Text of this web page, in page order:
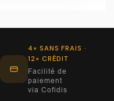
4× SANS FRAIS ·
12× CRÉDIT
Facilité de
paiement
via Cofidis